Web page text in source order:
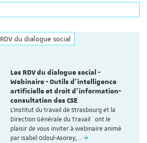
RDV du dialogue social
Les RDV du dialogue social -
Webinaire - Outils d’intelligence
artificielle et droit d’information-
consultation des CSE
L'Institut du travail de Strasbourg et la
Direction Générale du Travail ont le
plaisir de vous inviter à webinaire animé
par Isabel Odoul-Asorey,…